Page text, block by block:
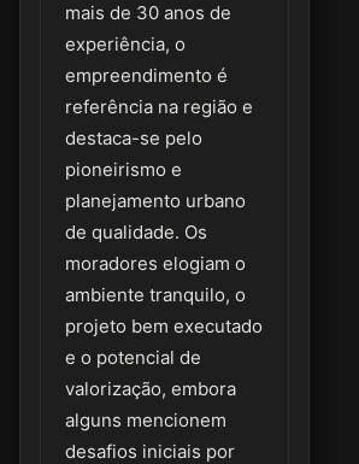
mais de 30 anos de
experiência, o
empreendimento é
referência na região e
destaca-se pelo
pioneirismo e
planejamento urbano
de qualidade. Os
moradores elogiam o
ambiente tranquilo, o
projeto bem executado
e o potencial de
valorização, embora
alguns mencionem
desafios iniciais por